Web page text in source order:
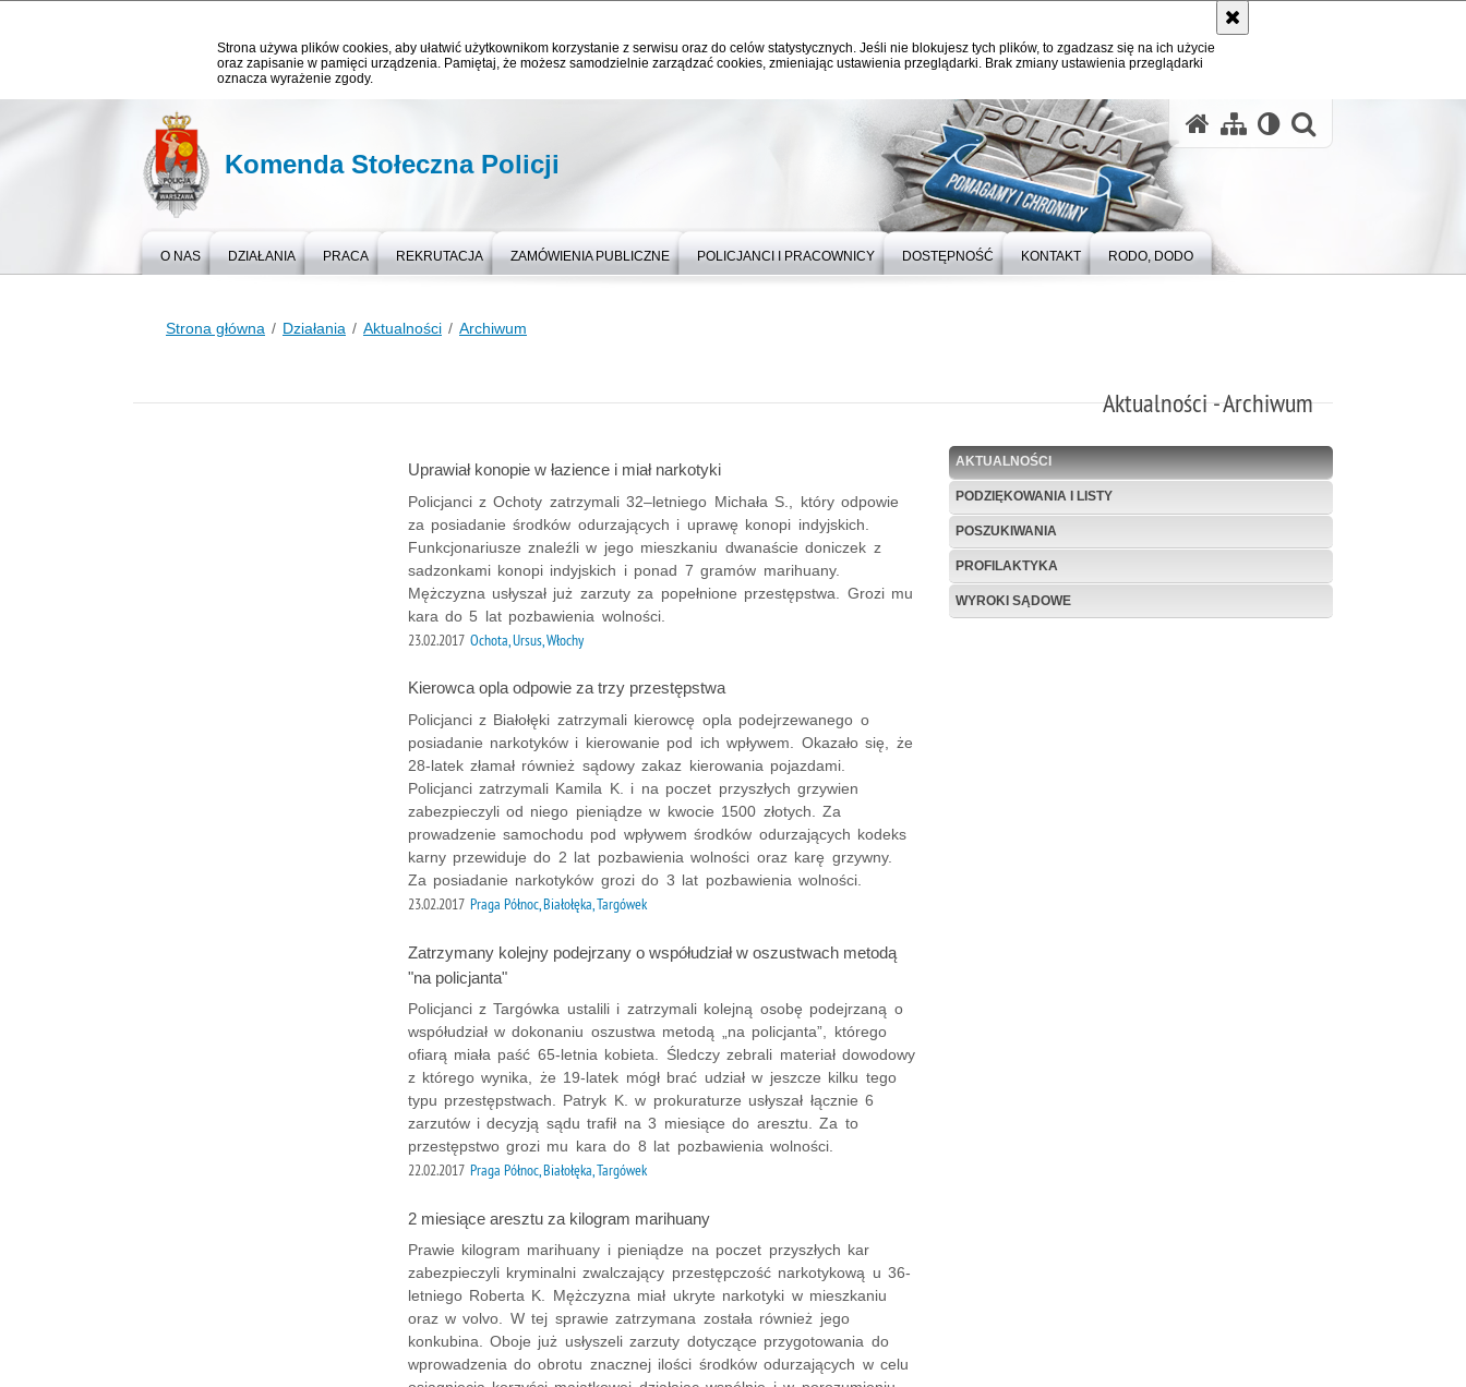
Strona używa plików cookies, aby ułatwić użytkownikom korzystanie z serwisu oraz do celów statystycznych. Jeśli nie blokujesz tych plików, to zgadzasz się na ich użycie
oraz zapisanie w pamięci urządzenia. Pamiętaj, że możesz samodzielnie zarządzać cookies, zmieniając ustawienia przeglądarki. Brak zmiany ustawienia przeglądarki
oznacza wyrażenie zgody.
Komenda Stołeczna Policji
O NAS DZIAŁANIA PRACA REKRUTACJA ZAMÓWIENIA PUBLICZNE POLICJANCI I PRACOWNICY DOSTĘPNOŚĆ KONTAKT RODO, DODO
Strona główna Działania Aktualności Archiwum
Aktualności - Archiwum
Uprawiał konopie w łazience i miał narkotyki
Policjanci z Ochoty zatrzymali 32–letniego Michała S., który odpowie
za posiadanie środków odurzających i uprawę konopi indyjskich.
Funkcjonariusze znaleźli w jego mieszkaniu dwanaście doniczek z
sadzonkami konopi indyjskich i ponad 7 gramów marihuany.
Mężczyzna usłyszał już zarzuty za popełnione przestępstwa. Grozi mu
kara do 5 lat pozbawienia wolności.
23.02.2017 Ochota, Ursus, Włochy
Kierowca opla odpowie za trzy przestępstwa
Policjanci z Białołęki zatrzymali kierowcę opla podejrzewanego o
posiadanie narkotyków i kierowanie pod ich wpływem. Okazało się, że
28-latek złamał również sądowy zakaz kierowania pojazdami.
Policjanci zatrzymali Kamila K. i na poczet przyszłych grzywien
zabezpieczyli od niego pieniądze w kwocie 1500 złotych. Za
prowadzenie samochodu pod wpływem środków odurzających kodeks
karny przewiduje do 2 lat pozbawienia wolności oraz karę grzywny.
Za posiadanie narkotyków grozi do 3 lat pozbawienia wolności.
23.02.2017 Praga Północ, Białołęka, Targówek
Zatrzymany kolejny podejrzany o współudział w oszustwach metodą
"na policjanta"
Policjanci z Targówka ustalili i zatrzymali kolejną osobę podejrzaną o
współudział w dokonaniu oszustwa metodą „na policjanta”, którego
ofiarą miała paść 65-letnia kobieta. Śledczy zebrali materiał dowodowy
z którego wynika, że 19-latek mógł brać udział w jeszcze kilku tego
typu przestępstwach. Patryk K. w prokuraturze usłyszał łącznie 6
zarzutów i decyzją sądu trafił na 3 miesiące do aresztu. Za to
przestępstwo grozi mu kara do 8 lat pozbawienia wolności.
22.02.2017 Praga Północ, Białołęka, Targówek
2 miesiące aresztu za kilogram marihuany
Prawie kilogram marihuany i pieniądze na poczet przyszłych kar
zabezpieczyli kryminalni zwalczający przestępczość narkotykową u 36-
letniego Roberta K. Mężczyzna miał ukryte narkotyki w mieszkaniu
oraz w volvo. W tej sprawie zatrzymana została również jego
konkubina. Oboje już usłyszeli zarzuty dotyczące przygotowania do
wprowadzenia do obrotu znacznej ilości środków odurzających w celu
AKTUALNOŚCI
PODZIĘKOWANIA I LISTY
POSZUKIWANIA
PROFILAKTYKA
WYROKI SĄDOWE